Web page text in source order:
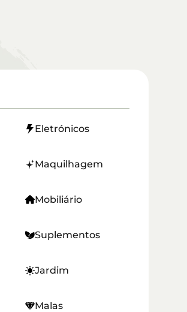
Eletrónicos
Maquilhagem
Mobiliário
Suplementos
Jardim
Malas